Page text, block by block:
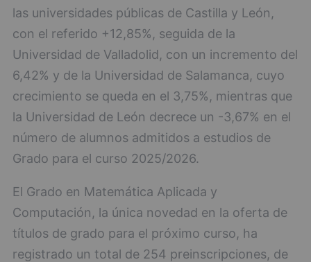
las universidades públicas de Castilla y León,
con el referido +12,85%, seguida de la
Universidad de Valladolid, con un incremento del
6,42% y de la Universidad de Salamanca, cuyo
crecimiento se queda en el 3,75%, mientras que
la Universidad de León decrece un -3,67% en el
número de alumnos admitidos a estudios de
Grado para el curso 2025/2026.
El Grado en Matemática Aplicada y
Computación, la única novedad en la oferta de
títulos de grado para el próximo curso, ha
registrado un total de 254 preinscripciones, de